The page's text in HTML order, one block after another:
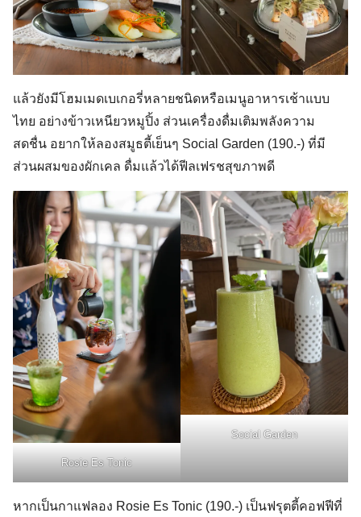
แล้วยังมีโฮมเมดเบเกอรี่หลายชนิดหรือเมนูอาหารเช้าแบบ
ไทย อย่างข้าวเหนียวหมูปิ้ง ส่วนเครื่องดื่มเติมพลังความ
สดชื่น อยากให้ลองสมูธตี้เย็นๆ Social Garden (190.-) ที่มี
ส่วนผสมของผักเคล ดื่มแล้วได้ฟีลเฟรชสุขภาพดี
Rosie Es Tonic
Social Garden
หากเป็นกาแฟลอง Rosie Es Tonic (190.-) เป็นฟรุตตี้คอฟฟีที่